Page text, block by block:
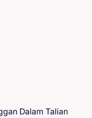
Dalam Talian